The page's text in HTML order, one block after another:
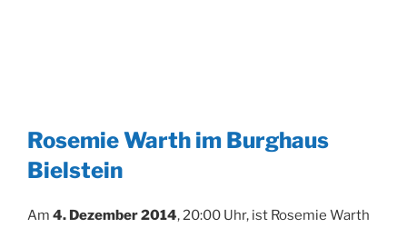
Rosemie Warth im Burghaus
Bielstein
Am 4. Dezember 2014, 20:00 Uhr, ist Rosemie Warth